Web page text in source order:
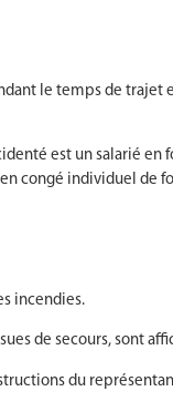
le temps de
est un salarié
en congé individuel
incendies.
de secours, sont
du